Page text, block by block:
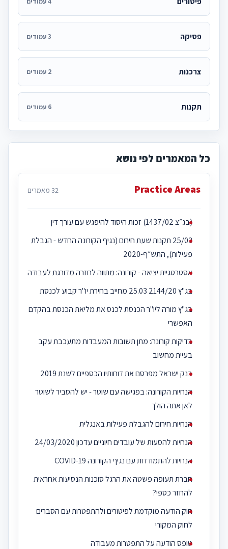
פסיקה 3 עמודים
צרכנות 2 עמודים
תקנות 6 עמודים
כל המאמרים לפי נושא
Practice Areas 32 מאמרים
(בג״צ 1437/02) זכות היסוד להיפגש עם עורך דין
25/03 תקנות שעת חירום (נגיף הקורונה החדש - הגבלת
פעילות), התש״ף-2020
אסטרטגיית יציאה - קורונה: מתווה לחזרה מדורגת לעבודה
בג"ץ 2144/20 25.03 מחייב בחירת יו"ר קבוע לכנסת
בג"ץ מורה ליו"ר הכנסת לכנס את מליאת הכנסת בהקדם
האפשרי
בדיקות קורונה: מתן תשובות המעבדות מתעכבת עקב
בעיית מחשוב
בנק ישראל מפרסם את דוחותיו הכספיים לשנת 2019
הנחיות הקורונה: בפגישה עם שוטר - יש להסביר לשוטר
לאן אתה הולך
הנחיות חירום להגבלת פעילות באנגלית
הנחיות להסעות של עובדים חיוניים עדכון 24/03/2020
הנחיות להתמודדות עם נגיף הקורונה 19-COVID
חברת תעופה פשטה את הרגל סוכנות הנסיעות אחראית
להחזר כספי?
חוק הודעה מוקדמת לפיטורים ולהתפטרות עם הסברים
לחוק המקורי
טופס הודעה על התפטרות מעבודה